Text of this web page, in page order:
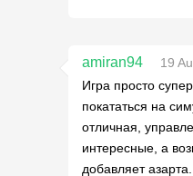
amiran94
19
Игра просто
покататься на
отличная,
интересные, а
добавляет